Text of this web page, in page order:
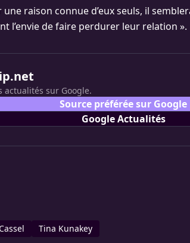
raison connue d’eux seuls, il
l’envie de faire perdurer leur relation ».
actualités sur Google.
Source préférée sur Google
Google Actualités
Tina Kunakey